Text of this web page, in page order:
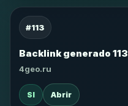
#113
Backlink generado 113
4geo.ru
SI Abrir